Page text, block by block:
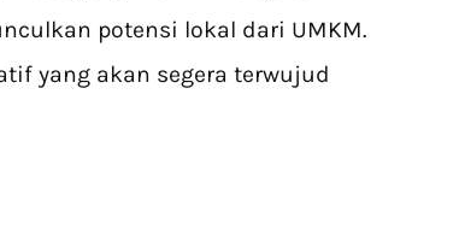
potensi lokal dari UMKM.
yang akan segera terwujud